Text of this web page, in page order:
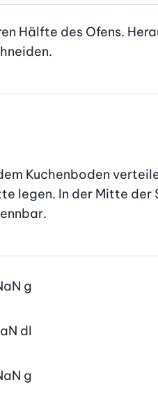
Hälfte des Ofens.
Kuchenboden
legen. In der Mitte
g
dl
g